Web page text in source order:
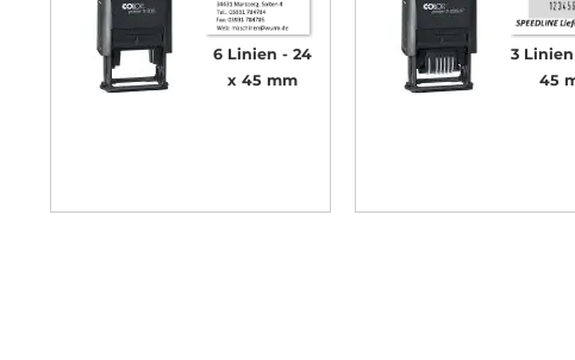
6 Linien
24
x 45 mm
3 Linien
45